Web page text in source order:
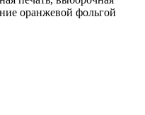
оранжевой фольгой